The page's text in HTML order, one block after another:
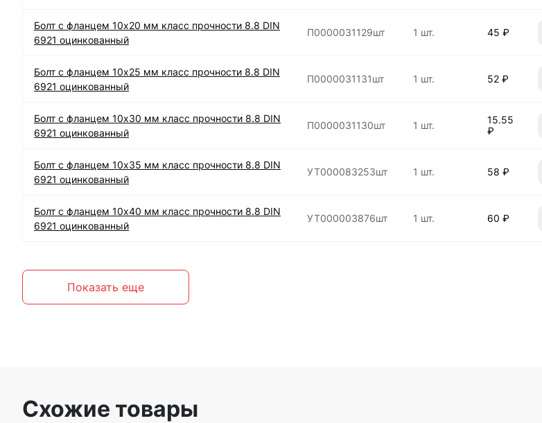
Болт с фланцем 10х20 мм класс прочности 8.8 DIN
6921 оцинкованный
П0000031129шт 1 шт. 45 ₽
Болт с фланцем 10х25 мм класс прочности 8.8 DIN
6921 оцинкованный
П0000031131шт 1 шт. 52 ₽
Болт с фланцем 10х30 мм класс прочности 8.8 DIN
6921 оцинкованный
П0000031130шт 1 шт.
15.55
₽
Болт с фланцем 10х35 мм класс прочности 8.8 DIN
6921 оцинкованный
УТ000083253шт 1 шт. 58 ₽
Болт с фланцем 10х40 мм класс прочности 8.8 DIN
6921 оцинкованный
УТ000003876шт 1 шт. 60 ₽
Показать еще
Схожие товары